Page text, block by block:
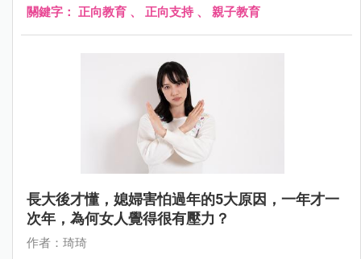
小包靦腆的回答：「不客氣，這是我該做的。」
關鍵字： 正向教育 、 正向支持、 親子教育
長大後才懂，媳婦害怕過年的5大原因，一年才一
次年，為何女人覺得很有壓力？
作者：琦琦